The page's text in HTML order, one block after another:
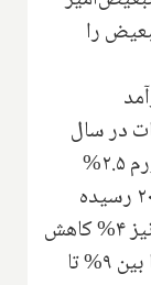
را
در سال
۲۰۲۲ در مقایسه با سال ۲۰۲۱، به دلیل تورم ۲.۵%
کاهش یافت و به ۶۰,۸۰۰ دلار در سال ۲۰۲۲ رسیده
است. این رقم نسبت به سال قبل از آن نیز ۴% کاهش
نشان می‌دهد. جوانان از این کاهش‌ها با بین ۹% تا